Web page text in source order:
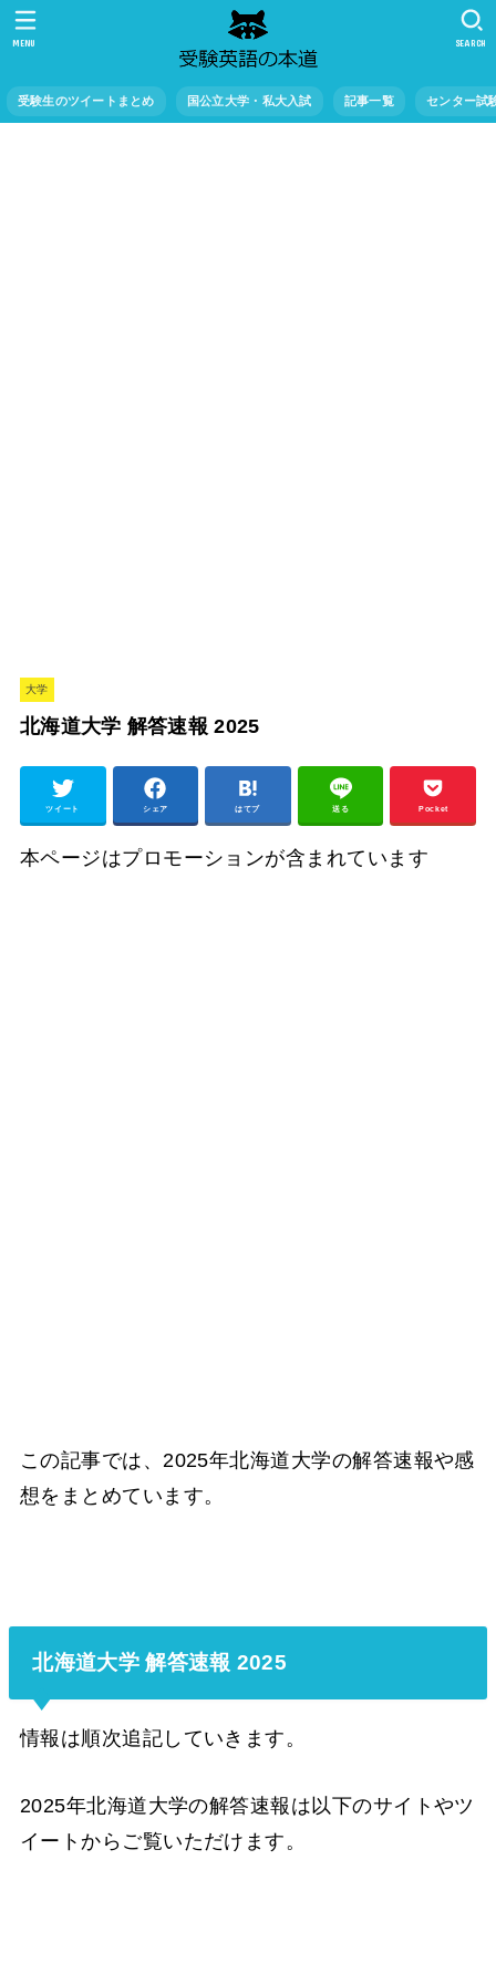
受験生のツイートまとめ 国公立大学・私大入試 記事一覧 センター試
SEARCH
MENU
大学
北海道大学 解答速報 2025
ツイート シェア はてブ 送る Pocket
本ページはプロモーションが含まれています
この記事では、2025年北海道大学の解答速報や感
想をまとめています。
北海道大学 解答速報 2025
情報は順次追記していきます。
2025年北海道大学の解答速報は以下のサイトやツ
イートからご覧いただけます。